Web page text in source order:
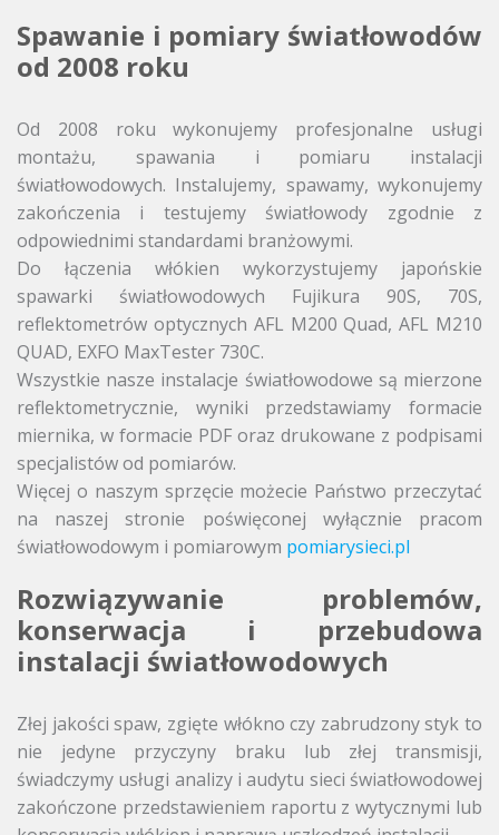
Spawanie i pomiary światłowodów
od 2008 roku
Od 2008 roku wykonujemy profesjonalne usługi
montażu, spawania i pomiaru instalacji
światłowodowych. Instalujemy, spawamy, wykonujemy
zakończenia i testujemy światłowody zgodnie z
odpowiednimi standardami branżowymi.
Do łączenia włókien wykorzystujemy japońskie
spawarki światłowodowych Fujikura 90S, 70S,
reflektometrów optycznych AFL M200 Quad, AFL M210
QUAD, EXFO MaxTester 730C.
Wszystkie nasze instalacje światłowodowe są mierzone
reflektometrycznie, wyniki przedstawiamy formacie
miernika, w formacie PDF oraz drukowane z podpisami
specjalistów od pomiarów.
Więcej o naszym sprzęcie możecie Państwo przeczytać
na naszej stronie poświęconej wyłącznie pracom
światłowodowym i pomiarowym pomiarysieci.pl
Rozwiązywanie problemów,
konserwacja i przebudowa
instalacji światłowodowych
Złej jakości spaw, zgięte włókno czy zabrudzony styk to
nie jedyne przyczyny braku lub złej transmisji,
świadczymy usługi analizy i audytu sieci światłowodowej
zakończone przedstawieniem raportu z wytycznymi lub